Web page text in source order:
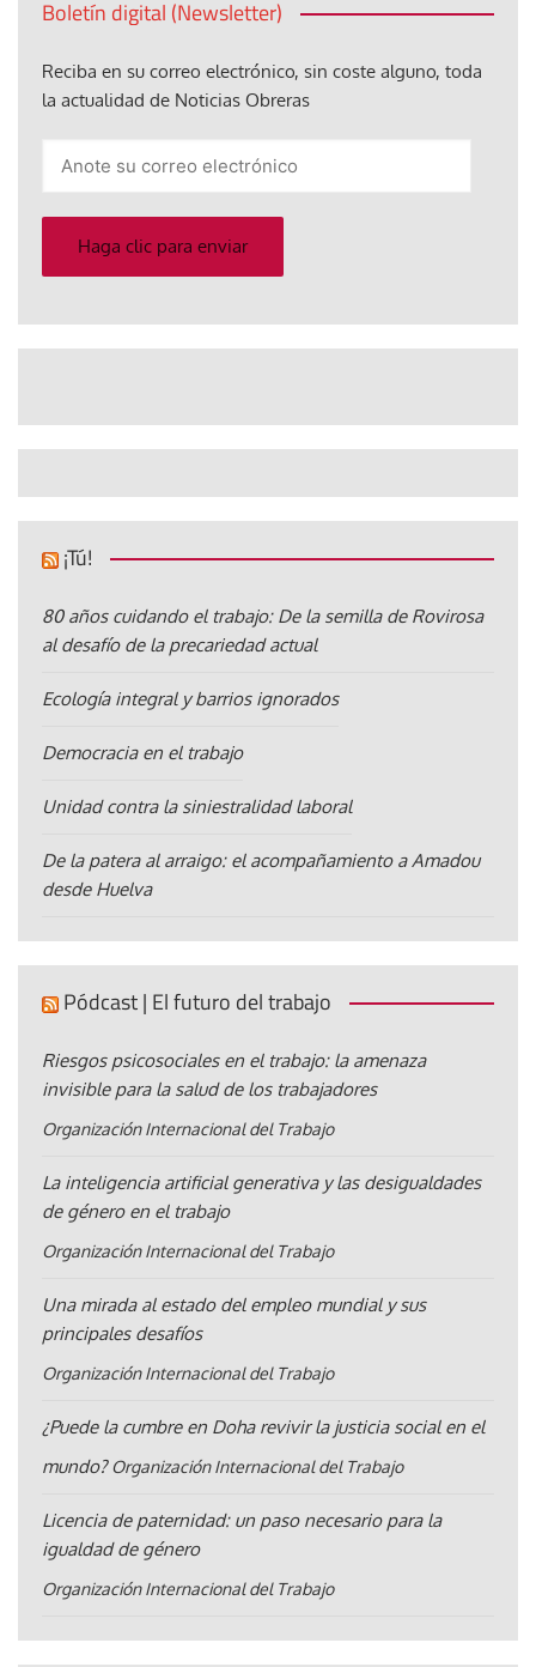
Boletín digital (Newsletter)
Reciba en su correo electrónico, sin coste alguno, toda
la actualidad de Noticias Obreras
electrónico
Haga clic para enviar
¡Tú!
80 años cuidando el trabajo: De la semilla de Rovirosa
al desafío de la precariedad actual
Ecología integral y barrios ignorados
Democracia en el trabajo
Unidad contra la siniestralidad laboral
De la patera al arraigo: el acompañamiento a Amadou
desde Huelva
Pódcast | El futuro del trabajo
Riesgos psicosociales en el trabajo: la amenaza
invisible para la salud de los trabajadores
Organización Internacional del Trabajo
La inteligencia artificial generativa y las desigualdades
de género en el trabajo
Organización Internacional del Trabajo
Una mirada al estado del empleo mundial y sus
principales desafíos
Organización Internacional del Trabajo
¿Puede la cumbre en Doha revivir la justicia social en el
mundo? Organización Internacional del Trabajo
Licencia de paternidad: un paso necesario para la
igualdad de género
Organización Internacional del Trabajo